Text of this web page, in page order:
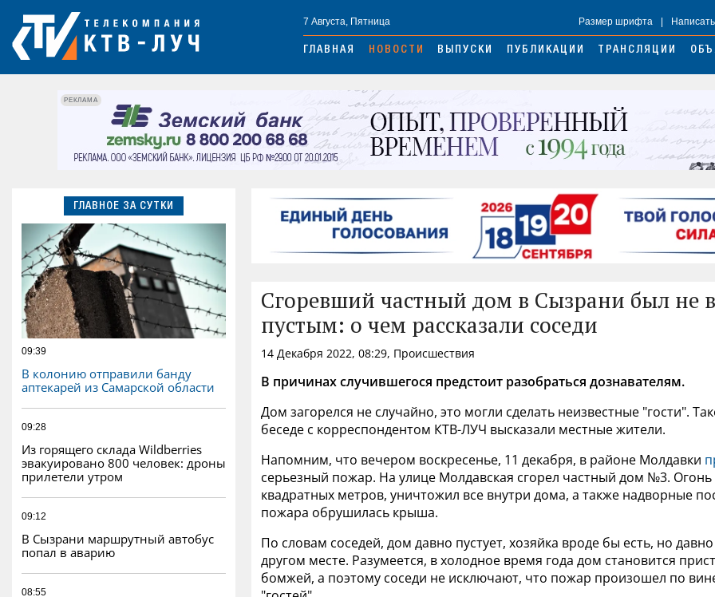
7 Августа, Пятница Размер шрифта
ГЛАВНАЯ НОВОСТИ ВЫПУСКИ ПУБЛИКАЦИИ ТРАНСЛЯЦИИ
РЕКЛАМА
ГЛАВНОЕ ЗА СУТКИ
09:39
В колонию отправили банду
аптекарей из Самарской области
09:28
Из горящего склада Wildberries
эвакуировано 800 человек: дроны
прилетели утром
09:12
В Сызрани маршрутный автобус
попал в аварию
08:55
Сгоревший частный дом в Сызрани был не
пустым: о чем рассказали соседи
14 Декабря 2022, 08:29, Происшествия
В причинах случившегося предстоит разобраться дознавателям.
Дом загорелся не случайно, это могли сделать неизвестные "гости".
беседе с корреспондентом КТВ-ЛУЧ высказали местные жители.
Напомним, что вечером воскресенье, 11 декабря, в районе Молдавки
серьезный пожар. На улице Молдавская сгорел частный дом №3.
квадратных метров, уничтожил все внутри дома, а также надворные
пожара обрушилась крыша.
По словам соседей, дом давно пустует, хозяйка вроде бы есть, но
другом месте. Разумеется, в холодное время года дом становится
бомжей, а поэтому соседи не исключают, что пожар произошел по